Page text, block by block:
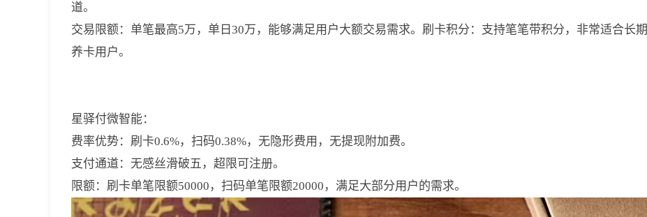
道。
交易限额：单笔最高5万，单日30万，能够满足用户大额交易需求。刷卡积分：支持笔笔带积分，非常适合长期
养卡用户。
星驿付微智能：
费率优势：刷卡0.6%，扫码0.38%，无隐形费用，无提现附加费。
支付通道：无感丝滑破五，超限可注册。
限额：刷卡单笔限额50000，扫码单笔限额20000，满足大部分用户的需求。